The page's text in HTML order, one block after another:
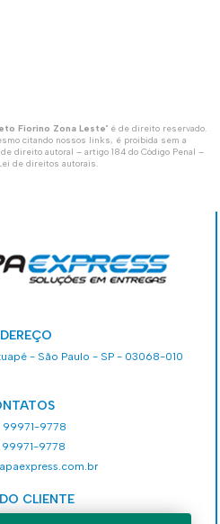
Fiorino Zona Leste" é de direito reservado.
citando nossos links, é proibida sem a
direito autoral – artigo 184 do Código Penal –
de direitos autorais.
- São Paulo - SP - 03068-010
99971-9778
99971-9778
CLIENTE